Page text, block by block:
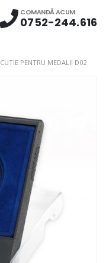
COMANDĂ ACUM
0752-244.616
CUTIE PENTRU MEDALII D02